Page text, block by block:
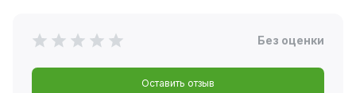
Без оценки
Оставить отзыв